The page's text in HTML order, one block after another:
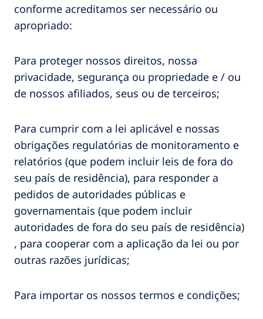
conforme acreditamos ser necessário ou
apropriado:
Para proteger nossos direitos, nossa
privacidade, segurança ou propriedade e / ou
de nossos afiliados, seus ou de terceiros;
Para cumprir com a lei aplicável e nossas
obrigações regulatórias de monitoramento e
relatórios (que podem incluir leis de fora do
seu país de residência), para responder a
pedidos de autoridades públicas e
governamentais (que podem incluir
autoridades de fora do seu país de residência)
, para cooperar com a aplicação da lei ou por
outras razões jurídicas;
Para importar os nossos termos e condições;